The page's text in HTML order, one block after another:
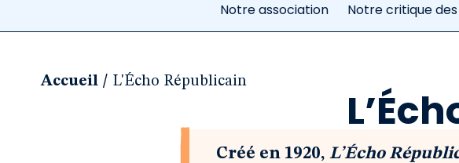
Notre association Notre critique
Accueil / L'Écho Républicain
Créé en 1920, L’Écho